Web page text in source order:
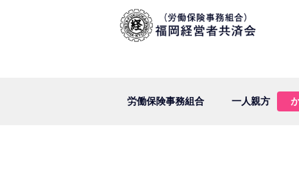
労働保険事務組合 一人親方